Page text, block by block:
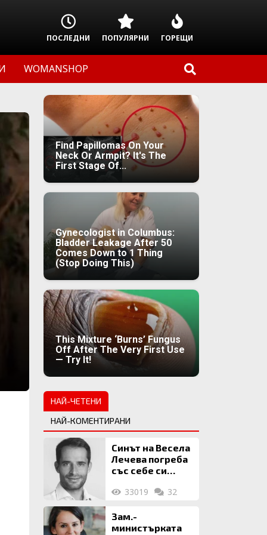
ПОСЛЕДНИ ПОПУЛЯРНИ ГОРЕЩИ
WOMANSHOP
Find Papillomas On Your
Neck Or Armpit? It's The
First Stage Of...
Gynecologist in Columbus:
Bladder Leakage After 50
Comes Down to 1 Thing
(Stop Doing This)
This Mixture ‘Burns’ Fungus
Off After The Very First Use
— Try It!
НАЙ-ЧЕТЕНИ
НАЙ-КОМЕНТИРАНИ
Синът на Весела
Лечева погреба
със себе си
млн. евро
33019 32
Зам.-
министърката